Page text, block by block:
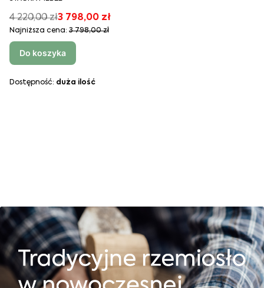
4 220,00 zł3 798,00 zł
Najniższa cena: 3 798,00 zł
Do koszyka
Dostępność: duża ilość